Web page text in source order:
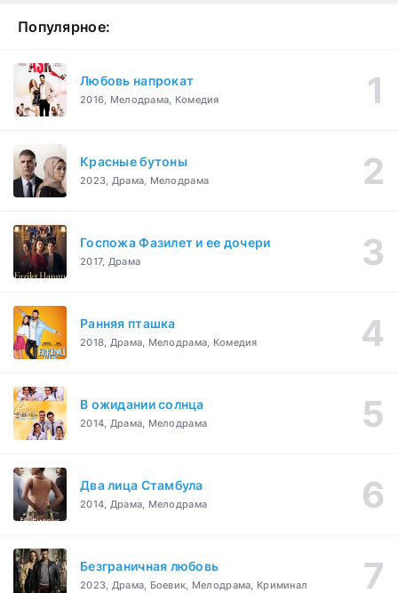
Популярное:
Любовь напрокат
2016, Мелодрама, Комедия
Красные бутоны
2023, Драма, Мелодрама
Госпожа Фазилет и ее дочери
2017, Драма
Ранняя пташка
2018, Драма, Мелодрама, Комедия
В ожидании солнца
2014, Драма, Мелодрама
Два лица Стамбула
2014, Драма, Мелодрама
Безграничная любовь
2023, Драма, Боевик, Мелодрама, Криминал